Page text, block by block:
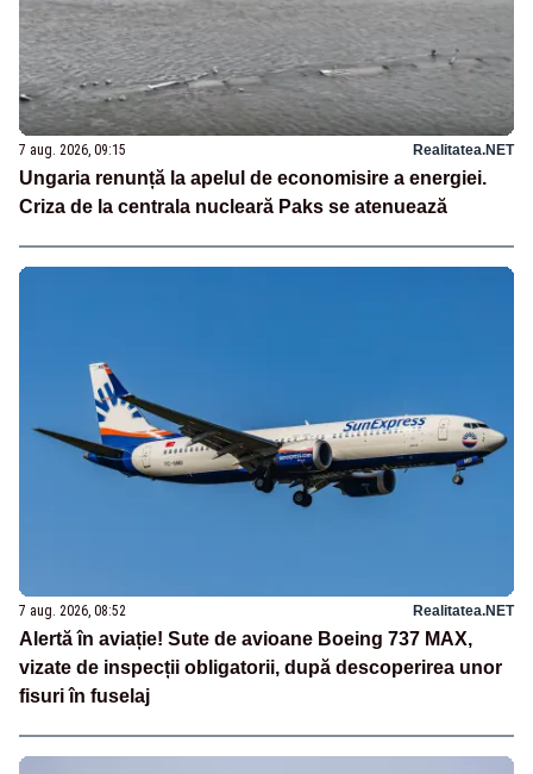
7 aug. 2026, 09:15 Realitatea.NET
Ungaria renunță la apelul de economisire a energiei.
Criza de la centrala nucleară Paks se atenuează
7 aug. 2026, 08:52 Realitatea.NET
Alertă în aviație! Sute de avioane Boeing 737 MAX,
vizate de inspecții obligatorii, după descoperirea unor
fisuri în fuselaj